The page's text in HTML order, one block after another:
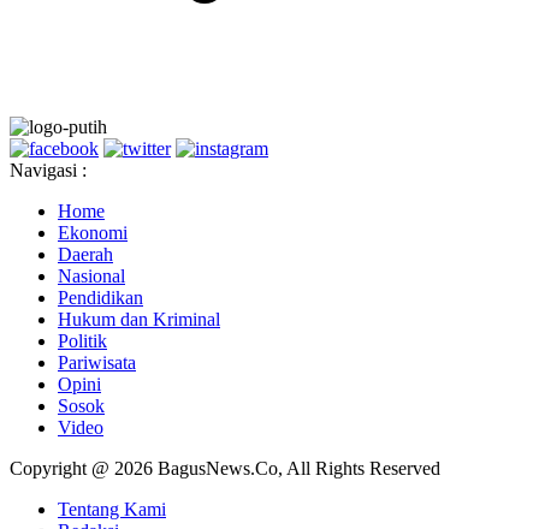
Navigasi :
Home
Ekonomi
Daerah
Nasional
Pendidikan
Hukum dan Kriminal
Politik
Pariwisata
Opini
Sosok
Video
Copyright @ 2026 BagusNews.Co, All Rights Reserved
Tentang Kami